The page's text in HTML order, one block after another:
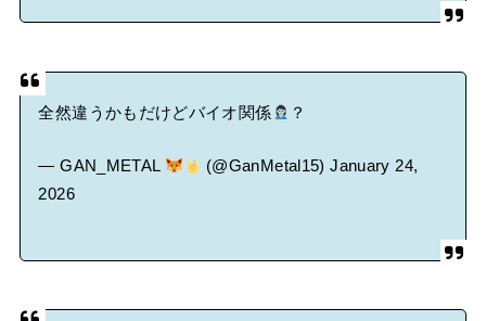
全然違うかもだけどバイオ関係 ？
— GAN_METAL (@GanMetal15)January 24,
2026